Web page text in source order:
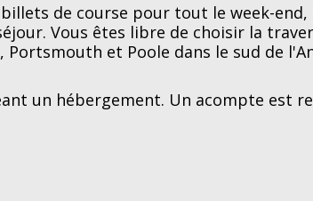
de course pour tout le week-
Vous êtes libre de choisir la
et Poole dans le sud de
un hébergement. Un acompte est